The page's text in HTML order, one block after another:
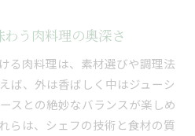
う肉料理の奥深さ
る肉料理は、素材選びや調理法
ば、外は香ばしく中はジューシ
スとの絶妙なバランスが楽しめ
らは、シェフの技術と食材の質